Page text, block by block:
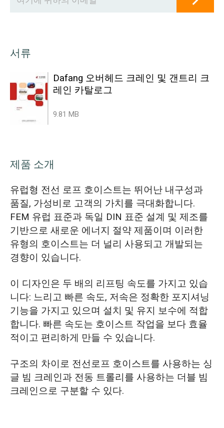
서류
Dafang 오버헤드 크레인 및 갠트리 크
레인 카탈로그
9.81 MB
제품 소개
유럽형 전선 로프 호이스트는 뛰어난 내구성과
품질, 가성비로 고객의 가치를 극대화합니다.
FEM 유럽 표준과 독일 DIN 표준 설계 및 제조를
기반으로 새로운 에너지 절약 제품이며 이러한
유형의 호이스트는 더 널리 사용되고 개발되는
경향이 있습니다.
이 디자인은 두 배의 리프팅 속도를 가지고 있습
니다: 느리고 빠른 속도, 저속은 정확한 포지셔닝
기능을 가지고 있으며 설치 및 유지 보수에 적합
합니다. 빠른 속도는 호이스트 작업을 보다 효율
적이고 편리하게 만들 수 있습니다.
구조의 차이로 전선로프 호이스트를 사용하는 싱
글 빔 크레인과 전동 트롤리를 사용하는 더블 빔
크레인으로 구분할 수 있다.